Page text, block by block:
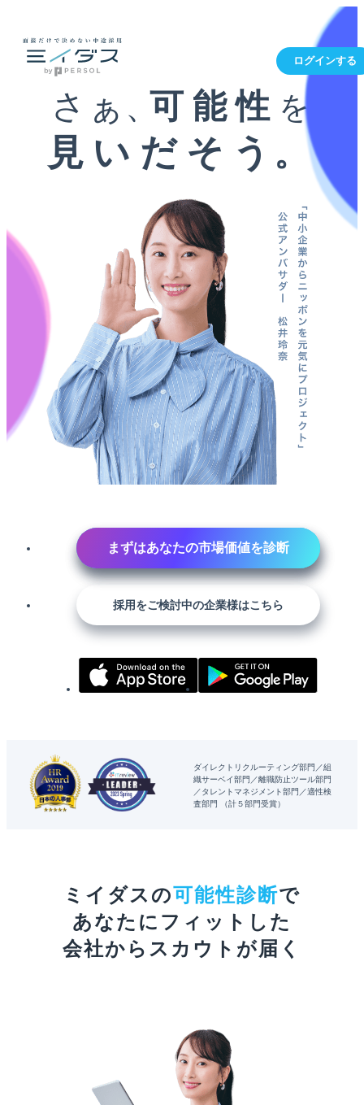
ログインする
さぁ、可能性 を
見いだそう。
まずはあなたの市場価値を診断
採用をご検討中の企業様はこちら
ダイレクトリクルーティング部門
組
織サーベイ部門
離職防止ツール部門
タレントマネジメント部門
適性検
査部門
（計５部門受賞）
ミイダスの可能性診断で
あなたにフィットした
会社からスカウトが届く